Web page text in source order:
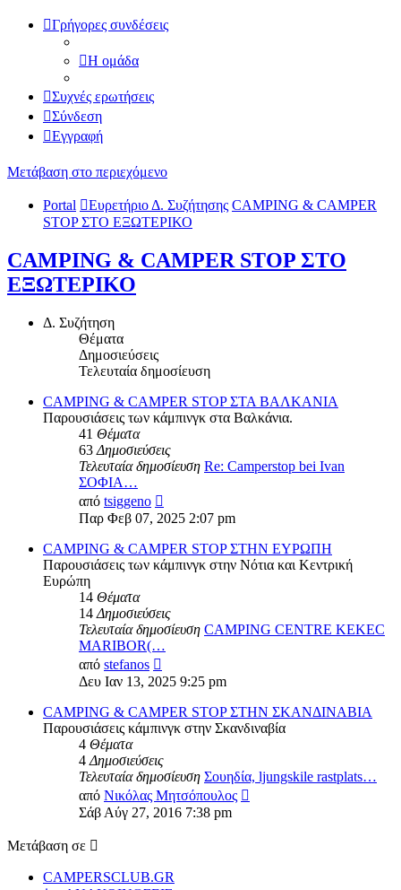
Γρήγορες συνδέσεις
Η ομάδα
Συχνές ερωτήσεις
Σύνδεση
Εγγραφή
Μετάβαση στο περιεχόμενο
Portal Ευρετήριο Δ. Συζήτησης CAMPING & CAMPER
STOP ΣΤΟ ΕΞΩΤΕΡΙΚΟ
CAMPING & CAMPER STOP ΣΤΟ
ΕΞΩΤΕΡΙΚΟ
Δ. Συζήτηση
Θέματα
Δημοσιεύσεις
Τελευταία δημοσίευση
CAMPING & CAMPER STOP ΣΤΑ ΒΑΛΚΑΝΙΑ
Παρουσιάσεις των κάμπινγκ στα Βαλκάνια.
41 Θέματα
63 Δημοσιεύσεις
Τελευταία δημοσίευση Re: Camperstop bei Ivan
ΣΟΦΙΑ…
από tsiggeno
της
τελευταίας
δημοσίευσης
Παρ Φεβ 07, 2025 2:07 pm
CAMPING & CAMPER STOP ΣΤΗΝ ΕΥΡΩΠΗ
Παρουσιάσεις των κάμπινγκ στην Νότια και Κεντρική
Ευρώπη
14 Θέματα
14 Δημοσιεύσεις
Τελευταία δημοσίευση CAMPING CENTRE KEKEC
MARIBOR(…
από stefanos
της
τελευταίας
δημοσίευσης
Δευ Ιαν 13, 2025 9:25 pm
CAMPING & CAMPER STOP ΣΤΗΝ ΣΚΑΝΔΙΝΑΒΙΑ
Παρουσιάσεις κάμπινγκ στην Σκανδιναβία
4 Θέματα
4 Δημοσιεύσεις
Τελευταία δημοσίευση Σουηδία, ljungskile rastplats…
από Νικόλας Μητσόπουλος
Σάβ Αύγ 27, 2016 7:38 pm
Μετάβαση σε
CAMPERSCLUB.GR